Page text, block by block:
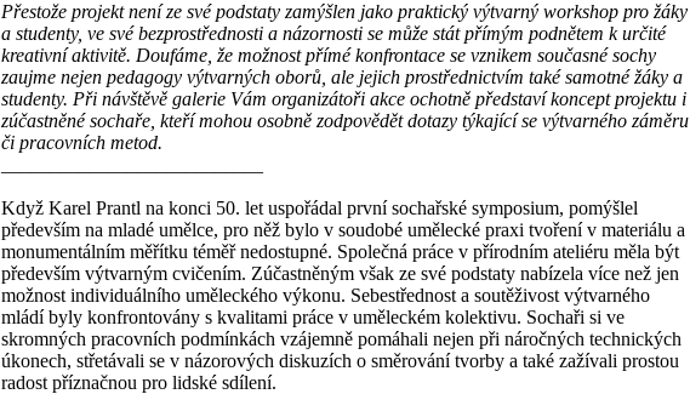
Přestože projekt není ze své podstaty zamýšlen jako praktický výtvarný workshop pro žáky
a studenty, ve své bezprostřednosti a názornosti se může stát přímým podnětem k určité
kreativní aktivitě. Doufáme, že možnost přímé konfrontace se vznikem současné sochy
zaujme nejen pedagogy výtvarných oborů, ale jejich prostřednictvím také samotné žáky a
studenty. Při návštěvě galerie Vám organizátoři akce ochotně představí koncept projektu i
zúčastněné sochaře, kteří mohou osobně zodpovědět dotazy týkající se výtvarného záměru
či pracovních metod.
Když Karel Prantl na konci 50. let uspořádal první sochařské symposium, pomýšlel
především na mladé umělce, pro něž bylo v soudobé umělecké praxi tvoření v materiálu a
monumentálním měřítku téměř nedostupné. Společná práce v přírodním ateliéru měla být
především výtvarným cvičením. Zúčastněným však ze své podstaty nabízela více než jen
možnost individuálního uměleckého výkonu. Sebestřednost a soutěživost výtvarného
mládí byly konfrontovány s kvalitami práce v uměleckém kolektivu. Sochaři si ve
skromných pracovních podmínkách vzájemně pomáhali nejen při náročných technických
úkonech, střetávali se v názorových diskuzích o směrování tvorby a také zažívali prostou
radost příznačnou pro lidské sdílení.